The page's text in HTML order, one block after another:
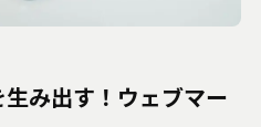
み出す！ウェブマー